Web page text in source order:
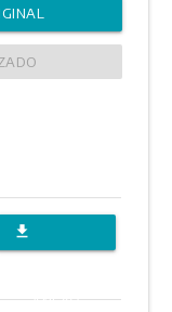
file_download
ANEXO